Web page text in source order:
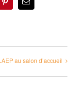
PinterestEmail
au salon d’accueil